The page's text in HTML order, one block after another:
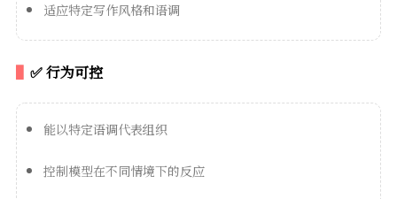
适应特定写作风格和语调
✅ 行为可控
能以特定语调代表组织
控制模型在不同情境下的反应